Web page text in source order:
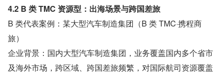
4.2 B 类 TMC 资源型：出海场景与跨国差旅
B 类代表案例：某大型汽车制造集团（B 类 TMC·携程商
旅）
企业背景：国内大型汽车制造集团，业务覆盖国内多个省市
及海外市场，跨区域、跨国差旅频繁，对国际航司资源覆盖